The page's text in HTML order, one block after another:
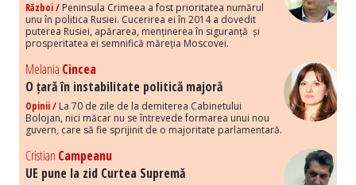
Război / Peninsula Crimeea a fost prioritatea numărul
unu în politica Rusiei. Cucerirea ei în 2014 a dovedit
puterea Rusiei, apărarea, menținerea în siguranță și
prosperitatea ei semnifică măreția Moscovei.
Melania Cincea
O țară în instabilitate politică majoră
Opinii / La 70 de zile de la demiterea Cabinetului
Bolojan, nici măcar nu se întrevede formarea unui nou
guvern, care să fie sprijinit de o majoritate parlamentară.
Cristian Campeanu
UE pune la zid Curtea Supremă